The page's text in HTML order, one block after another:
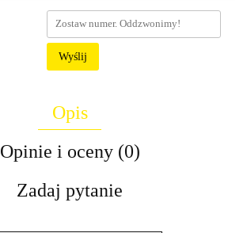
Wyślij
Opis
Opinie i oceny (0)
Zadaj pytanie